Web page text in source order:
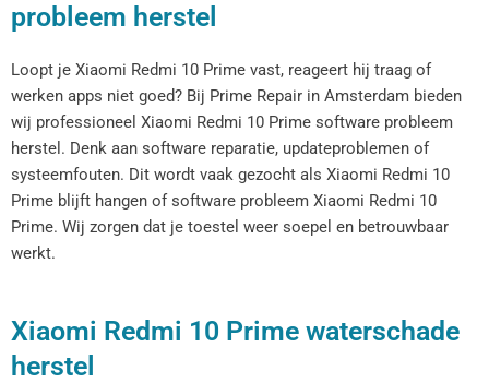
probleem herstel
Loopt je Xiaomi Redmi 10 Prime vast, reageert hij traag of
werken apps niet goed? Bij Prime Repair in Amsterdam bieden
wij professioneel Xiaomi Redmi 10 Prime software probleem
herstel. Denk aan software reparatie, updateproblemen of
systeemfouten. Dit wordt vaak gezocht als Xiaomi Redmi 10
Prime blijft hangen of software probleem Xiaomi Redmi 10
Prime. Wij zorgen dat je toestel weer soepel en betrouwbaar
werkt.
Xiaomi Redmi 10 Prime waterschade
herstel